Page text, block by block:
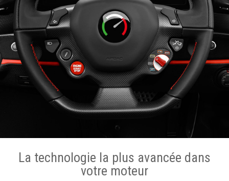
La technologie la plus avancée dans
votre moteur